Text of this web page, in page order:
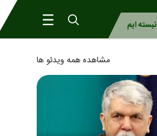
نبسته ایم
مشاهده همه ویدئو ها